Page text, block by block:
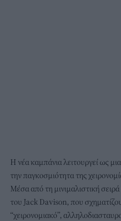
Η νέα καμπάνια λειτουργεί ως
την παγκοσμιότητα της
Μέσα από τη μινιμαλιστική
του Jack Davison, που
“χειρονομιακό”,